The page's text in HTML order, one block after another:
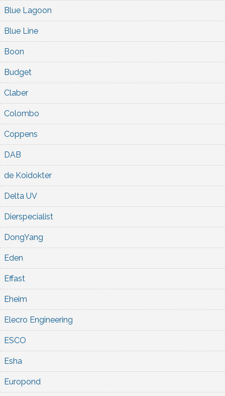
Blue Lagoon
Blue Line
Boon
Budget
Claber
Colombo
Coppens
DAB
de Koidokter
Delta UV
Dierspecialist
DongYang
Eden
Effast
Eheim
Elecro Engineering
ESCO
Esha
Europond